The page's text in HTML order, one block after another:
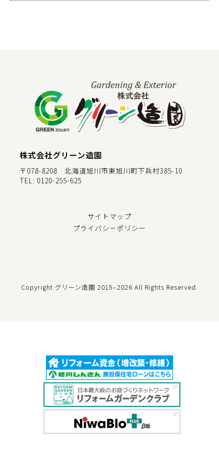
株式会社グリーン造園
〒078-8208 北海道旭川市東旭川町下兵村385-10
TEL: 0120-255-625
サイトマップ
プライバシーポリシー
Copyright グリーン造園 2015–2026 All Rights Reserved.